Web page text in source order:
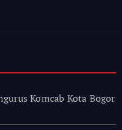
Komcab Kota Bogor